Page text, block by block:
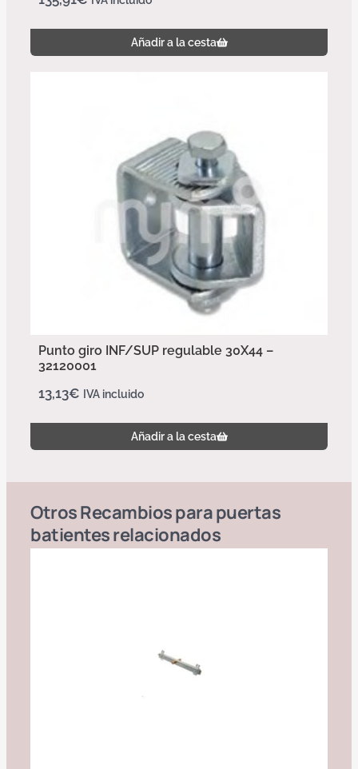
Añadir a la cesta
Punto giro INF/SUP regulable 30X44 –
32120001
13,13€ IVA incluido
Añadir a la cesta
OtrosRecambios para puertas
batientesrelacionados